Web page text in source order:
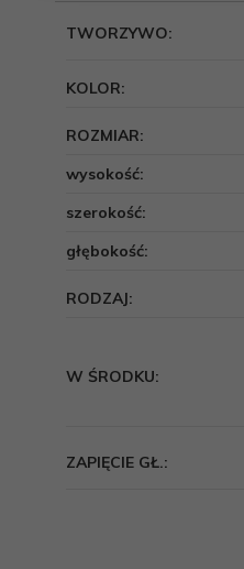
TWORZYWO:
KOLOR:
ROZMIAR:
wysokość:
szerokość:
głębokość:
RODZAJ:
W ŚRODKU:
ZAPIĘCIE GŁ.: